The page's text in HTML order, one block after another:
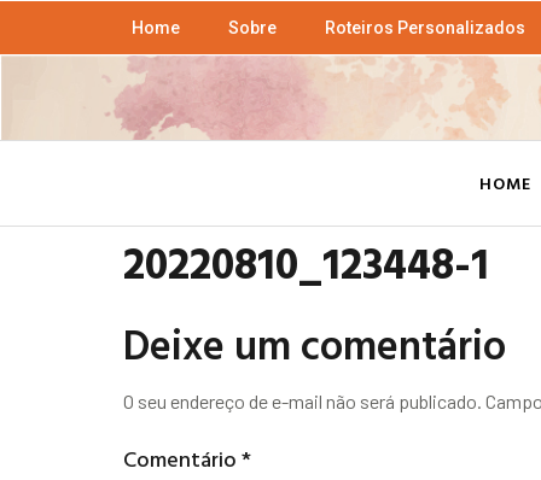
Home Sobre Roteiros Personalizados
HOME
20220810_123448-1
Deixe um comentário
O seu endereço de e-mail não será publicado.
Comentário*